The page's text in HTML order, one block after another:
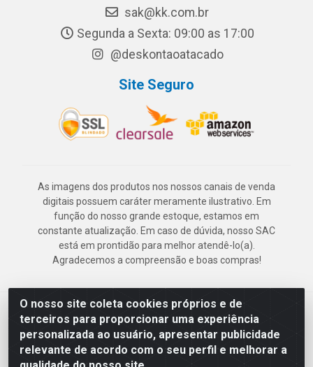
O nosso site coleta cookies próprios e de
terceiros para proporcionar uma experiência
personalizada ao usuário, apresentar publicidade
relevante de acordo com o seu perfil e melhorar a
sak@kk.com.br
Segunda a Sexta: 09:00 as 17:00
@deskontaoatacado
Site Seguro
As imagens dos produtos nos nossos canais de venda
digitais possuem caráter meramente ilustrativo. Em
função do nosso grande estoque, estamos em
constante atualização. Em caso de dúvida, nosso SAC
está em prontidão para melhor atendê-lo(a).
Agradecemos a compreensão e boas compras!
Deskontão Atacado - Av. Marechal Mascarenhas de Morais, 2471 -
Imbiribeira - Recife/PE - CEP 51.150-001 - CNPJ 24.150.377/0003-
57